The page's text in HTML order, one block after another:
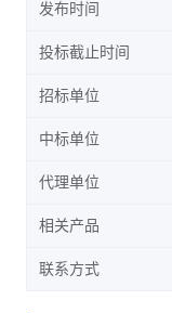
发布时间
投标截止时间
招标单位
中标单位
代理单位
相关产品
联系方式